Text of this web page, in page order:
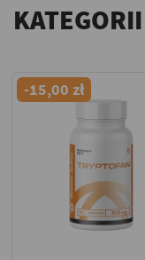
KATEGORII
-15,00 zł